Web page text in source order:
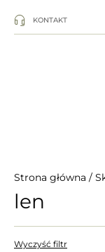
KONTAKT
Strona główna /
len
Wyczyść filtr